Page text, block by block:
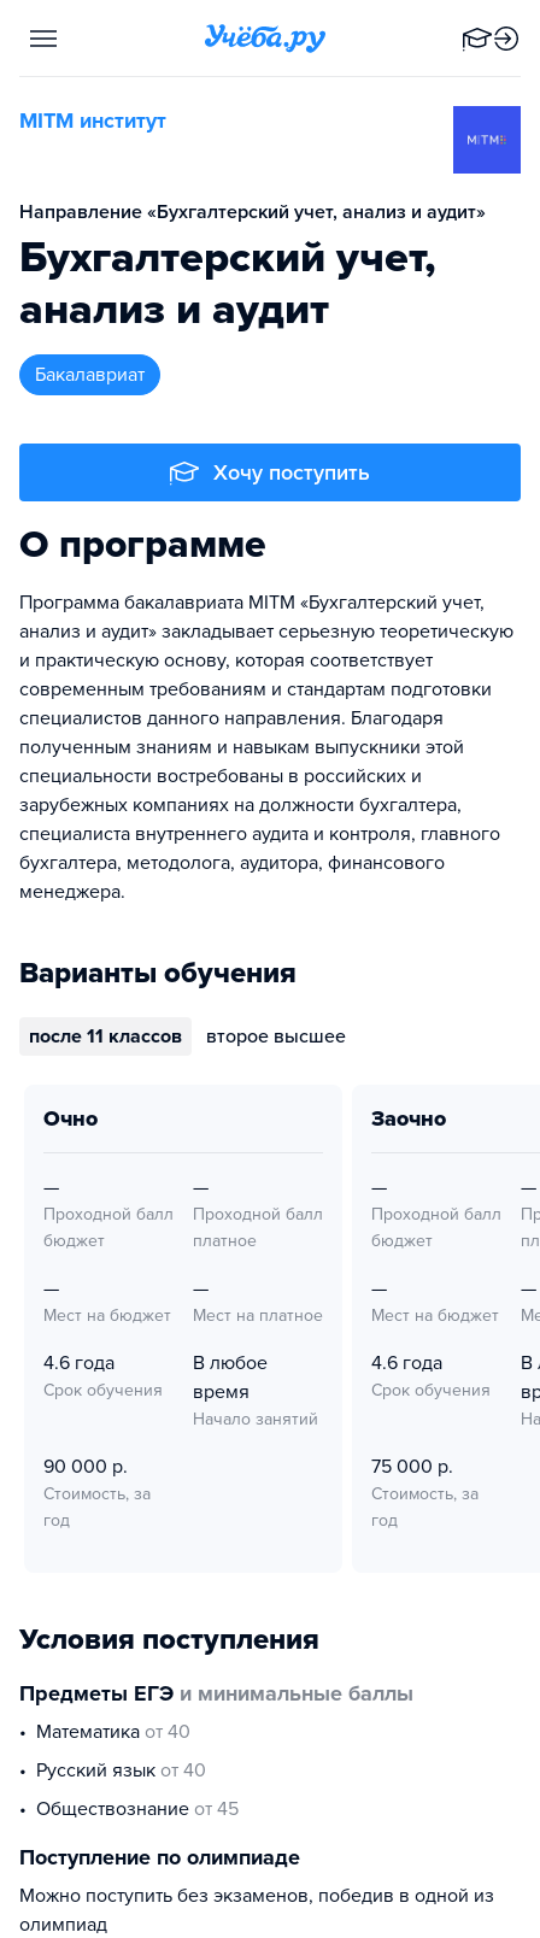
MITM институт
Направление «Бухгалтерский учет, анализ и аудит»
Бухгалтерский учет,
анализ и аудит
бакалавриат
Хочу поступить
О программе
Программа бакалавриата MITM «Бухгалтерский учет,
анализ и аудит» закладывает серьезную теоретическую
и практическую основу, которая соответствует
современным требованиям и стандартам подготовки
специалистов данного направления. Благодаря
полученным знаниям и навыкам выпускники этой
специальности востребованы в российских и
зарубежных компаниях на должности бухгалтера,
специалиста внутреннего аудита и контроля, главного
бухгалтера, методолога, аудитора, финансового
менеджера.
Варианты обучения
после 11 классов второе высшее
очно
—
Проходной балл
бюджет
—
Проходной балл
платное
—
Мест на бюджет
—
Мест на платное
4.6 года
Срок обучения
В любое
время
Начало занятий
90 000 р.
Стоимость, за
год
заочно
—
Проходной балл
бюджет
—
—
Мест на бюджет
—
4.6 года
Срок обучения
В
75 000 р.
Стоимость, за
год
Условия поступления
Предметы ЕГЭ и минимальные баллы
математика от 40
русский язык от 40
обществознание от 45
Поступление по олимпиаде
Можно поступить без экзаменов, победив в одной из
олимпиад